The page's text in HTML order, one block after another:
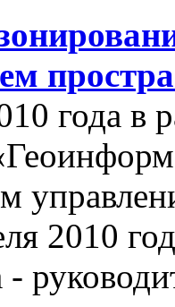
года в
2010